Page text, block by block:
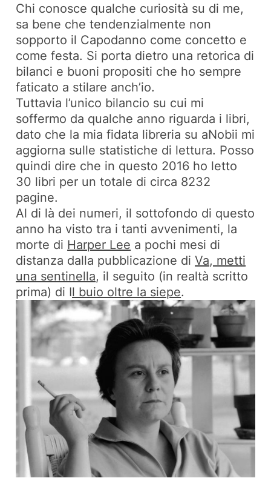
Chi conosce qualche curiosità su di me,
sa bene che tendenzialmente non
sopporto il Capodanno come concetto e
come festa. Si porta dietro una retorica di
bilanci e buoni propositi che ho sempre
faticato a stilare anch’io.
Tuttavia l’unico bilancio su cui mi
soffermo da qualche anno riguarda i libri,
dato che la mia fidata libreria su aNobii mi
aggiorna sulle statistiche di lettura. Posso
quindi dire che in questo 2016 ho letto
30 libri per un totale di circa 8232
pagine.
Al di là dei numeri, il sottofondo di questo
anno ha visto tra i tanti avvenimenti, la
morte di Harper Lee a pochi mesi di
distanza dalla pubblicazione diVa, metti
una sentinella, il seguito (in realtà scritto
prima) di Il buio oltre la siepe.